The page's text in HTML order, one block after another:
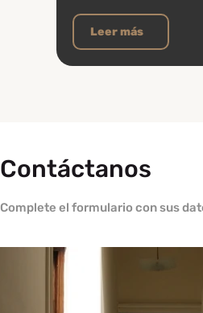
Leer más
Contáctanos
Complete el formulario con sus